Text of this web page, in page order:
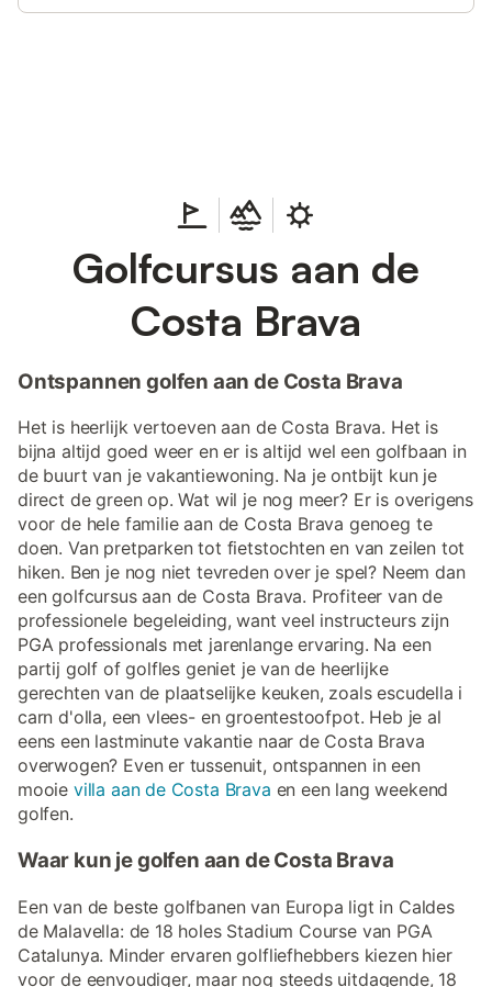
Golfcursus aan de
Costa Brava
Ontspannen golfen aan de Costa Brava
Het is heerlijk vertoeven aan de Costa Brava. Het is
bijna altijd goed weer en er is altijd wel een golfbaan in
de buurt van je vakantiewoning. Na je ontbijt kun je
direct de green op. Wat wil je nog meer? Er is overigens
voor de hele familie aan de Costa Brava genoeg te
doen. Van pretparken tot fietstochten en van zeilen tot
hiken. Ben je nog niet tevreden over je spel? Neem dan
een golfcursus aan de Costa Brava. Profiteer van de
professionele begeleiding, want veel instructeurs zijn
PGA professionals met jarenlange ervaring. Na een
partij golf of golfles geniet je van de heerlijke
gerechten van de plaatselijke keuken, zoals escudella i
carn d'olla, een vlees- en groentestoofpot. Heb je al
eens een lastminute vakantie naar de Costa Brava
overwogen? Even er tussenuit, ontspannen in een
mooie villa aan de Costa Brava en een lang weekend
golfen.
Waar kun je golfen aan de Costa Brava
Een van de beste golfbanen van Europa ligt in Caldes
de Malavella: de 18 holes Stadium Course van PGA
Catalunya. Minder ervaren golfliefhebbers kiezen hier
voor de eenvoudiger, maar nog steeds uitdagende, 18